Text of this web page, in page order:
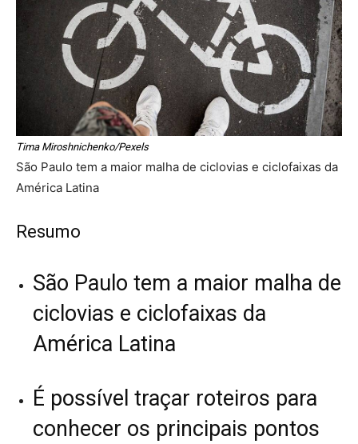
Tima Miroshnichenko/Pexels
São Paulo tem a maior malha de ciclovias e ciclofaixas da
América Latina
Resumo
São Paulo tem a maior malha de
ciclovias e ciclofaixas da
América Latina
É possível traçar roteiros para
conhecer os principais pontos